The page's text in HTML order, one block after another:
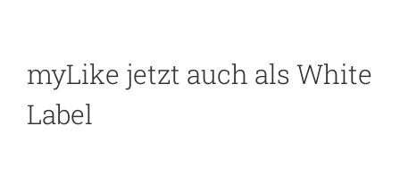
myLike jetzt auch als White
Label